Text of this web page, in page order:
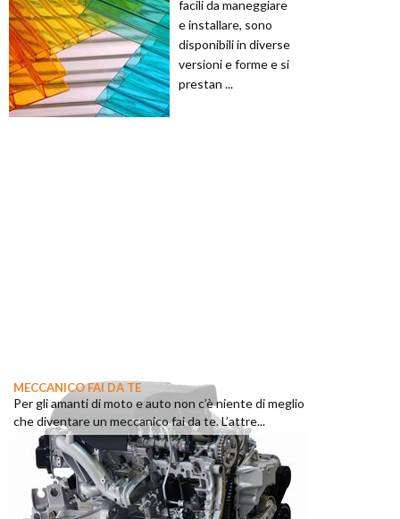
facili da maneggiare
e installare, sono
disponibili in diverse
versioni e forme e si
prestan ...
MECCANICO FAI DA TE
Per gli amanti di moto e auto non c’è niente di meglio
che diventare un meccanico fai da te. L’attre...